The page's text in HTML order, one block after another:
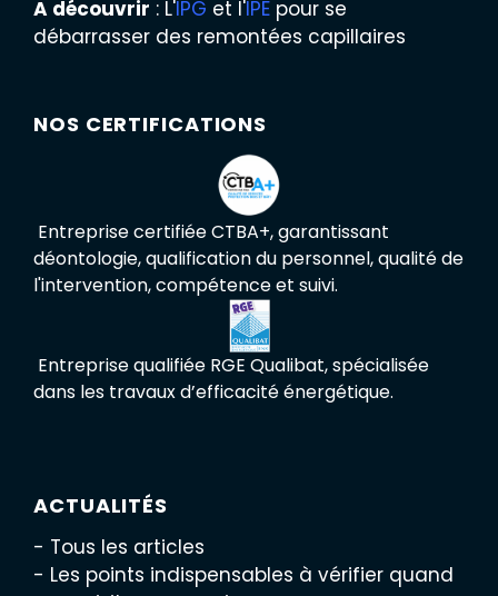
A découvrir : L'IPG et l'IPE pour se
débarrasser des remontées capillaires
NOS CERTIFICATIONS
Entreprise certifiée CTBA+, garantissant
déontologie, qualification du personnel, qualité de
l'intervention, compétence et suivi.
Entreprise qualifiée RGE Qualibat, spécialisée
dans les travaux d’efficacité énergétique.
ACTUALITÉS
- Tous les articles
- Les points indispensables à vérifier quand